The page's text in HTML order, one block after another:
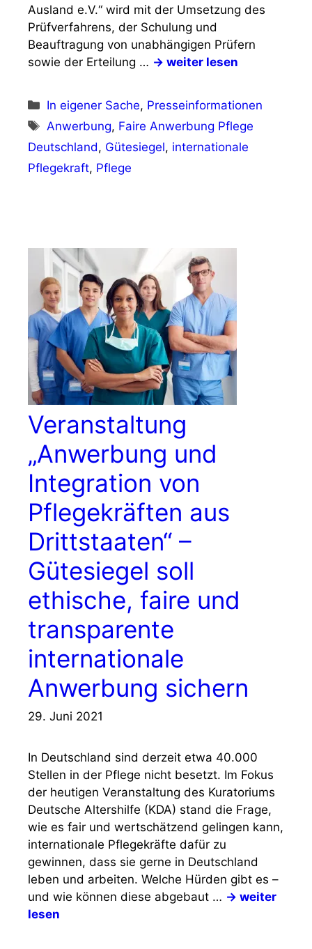
Ausland e.V.“ wird mit der Umsetzung des
Prüfverfahrens, der Schulung und
Beauftragung von unabhängigen Prüfern
sowie der Erteilung … → weiter lesen
Kategorien
In eigener Sache, Presseinformationen
Schlagwörter
Anwerbung, Faire Anwerbung Pflege
Deutschland, Gütesiegel, internationale
Pflegekraft, Pflege
Veranstaltung
„Anwerbung und
Integration von
Pflegekräften aus
Drittstaaten“ –
Gütesiegel soll
ethische, faire und
transparente
internationale
Anwerbung sichern
29. Juni 2021
In Deutschland sind derzeit etwa 40.000
Stellen in der Pflege nicht besetzt. Im Fokus
der heutigen Veranstaltung des Kuratoriums
Deutsche Altershilfe (KDA) stand die Frage,
wie es fair und wertschätzend gelingen kann,
internationale Pflegekräfte dafür zu
gewinnen, dass sie gerne in Deutschland
leben und arbeiten. Welche Hürden gibt es –
und wie können diese abgebaut … → weiter
lesen